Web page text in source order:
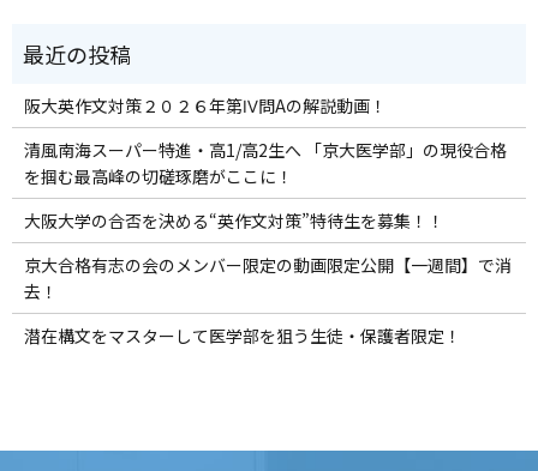
阪大英作文対策２０２６年第Ⅳ問Aの解説動画！
清風南海スーパー特進・高1/高2生へ 「京大医学部」の現役合格
を掴む最高峰の切磋琢磨がここに！
大阪大学の合否を決める“英作文対策”特待生を募集！！
京大合格有志の会のメンバー限定の動画限定公開【一週間】で消
去！
潜在構文をマスターして医学部を狙う生徒・保護者限定！